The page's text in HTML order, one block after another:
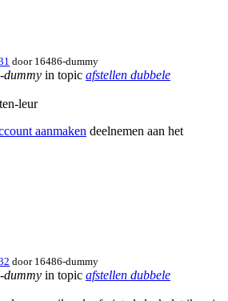
door 16486-dummy
dummy in topic afstellen dubbele
leur
aanmaken deelnemen aan het
door 16486-dummy
dummy in topic afstellen dubbele